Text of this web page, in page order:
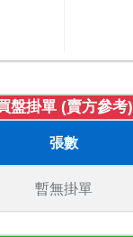
盤掛單 (賣方參考)
張數
暫無掛單